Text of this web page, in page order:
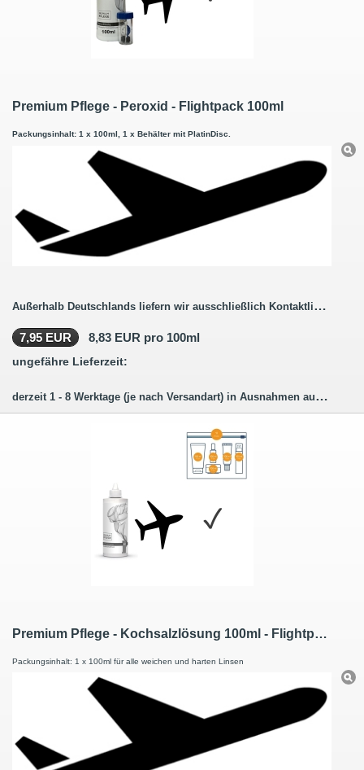
Premium Pflege - Peroxid - Flightpack 100ml
Packungsinhalt: 1 x 100ml, 1 x Behälter mit PlatinDisc.
Außerhalb Deutschlands liefern wir ausschließlich Kontaktlinsenbestellungen ohne Pflegemittel.
7,95 EUR 8,83 EUR pro 100ml
ungefähre Lieferzeit:
derzeit 1 - 8 Werktage (je nach Versandart) in Ausnahmen auch länger.
Premium Pflege - Kochsalzlösung 100ml - Flightpack
Packungsinhalt: 1 x 100ml für alle weichen und harten Linsen